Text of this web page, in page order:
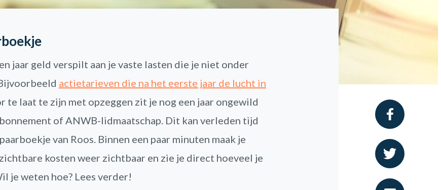
jaar geld verspilt aan je vaste lasten die je niet onder
actietarieven die na het eerste jaar de lucht in
te laat te zijn met opzeggen zit je nog een jaar ongewild
of ANWB-lidmaatschap. Dit kan verleden tijd
van Roos. Binnen een paar minuten maak je
kosten weer zichtbaar en zie je direct hoeveel je
je weten hoe? Lees verder!